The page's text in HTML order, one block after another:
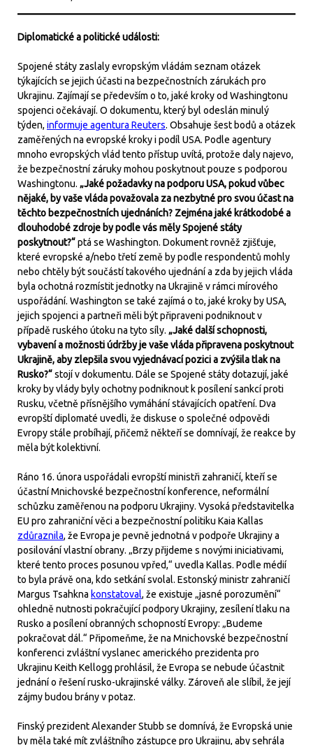
Diplomatické a politické události:
Spojené státy zaslaly evropským vládám seznam otázek
týkajících se jejich účasti na bezpečnostních zárukách pro
Ukrajinu. Zajímají se především o to, jaké kroky od Washingtonu
spojenci očekávají. O dokumentu, který byl odeslán minulý
týden, informuje agentura Reuters. Obsahuje šest bodů a otázek
zaměřených na evropské kroky i podíl USA. Podle agentury
mnoho evropských vlád tento přístup uvítá, protože daly najevo,
že bezpečnostní záruky mohou poskytnout pouze s podporou
Washingtonu. „Jaké požadavky na podporu USA, pokud vůbec
nějaké, by vaše vláda považovala za nezbytné pro svou účast na
těchto bezpečnostních ujednáních? Zejména jaké krátkodobé a
dlouhodobé zdroje by podle vás měly Spojené státy
poskytnout?“ptá se Washington. Dokument rovněž zjišťuje,
které evropské a/nebo třetí země by podle respondentů mohly
nebo chtěly být součástí takového ujednání a zda by jejich vláda
byla ochotná rozmístit jednotky na Ukrajině v rámci mírového
uspořádání. Washington se také zajímá o to, jaké kroky by USA,
jejich spojenci a partneři měli být připraveni podniknout v
případě ruského útoku na tyto síly. „Jaké další schopnosti,
vybavení a možnosti údržby je vaše vláda připravena poskytnout
Ukrajině, aby zlepšila svou vyjednávací pozici a zvýšila tlak na
Rusko?“stojí v dokumentu. Dále se Spojené státy dotazují, jaké
kroky by vlády byly ochotny podniknout k posílení sankcí proti
Rusku, včetně přísnějšího vymáhání stávajících opatření. Dva
evropští diplomaté uvedli, že diskuse o společné odpovědi
Evropy stále probíhají, přičemž někteří se domnívají, že reakce by
měla být kolektivní.
Ráno 16. února uspořádali evropští ministři zahraničí, kteří se
účastní Mnichovské bezpečnostní konference, neformální
schůzku zaměřenou na podporu Ukrajiny. Vysoká představitelka
EU pro zahraniční věci a bezpečnostní politiku Kaia Kallas
zdůraznila, že Evropa je pevně jednotná v podpoře Ukrajiny a
posilování vlastní obrany. „Brzy přijdeme s novými iniciativami,
které tento proces posunou vpřed,“ uvedla Kallas. Podle médií
to byla právě ona, kdo setkání svolal. Estonský ministr zahraničí
Margus Tsahkna konstatoval, že existuje „jasné porozumění“
ohledně nutnosti pokračující podpory Ukrajiny, zesílení tlaku na
Rusko a posílení obranných schopností Evropy: „Budeme
pokračovat dál.“ Připomeňme, že na Mnichovské bezpečnostní
konferenci zvláštní vyslanec amerického prezidenta pro
Ukrajinu Keith Kellogg prohlásil, že Evropa se nebude účastnit
jednání o řešení rusko-ukrajinské války. Zároveň ale slíbil, že její
zájmy budou brány v potaz.
Finský prezident Alexander Stubb se domnívá, že Evropská unie
by měla také mít zvláštního zástupce pro Ukrajinu, aby sehrála